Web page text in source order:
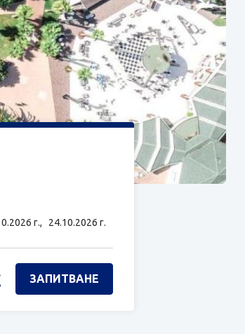
г., 24.10.2026 г.
ЗАПИТВАНЕ